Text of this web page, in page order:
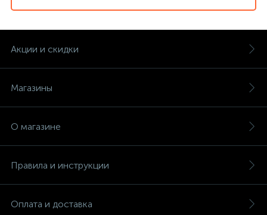
Акции и скидки
Магазины
О магазине
Правила и инструкции
Оплата и доставка